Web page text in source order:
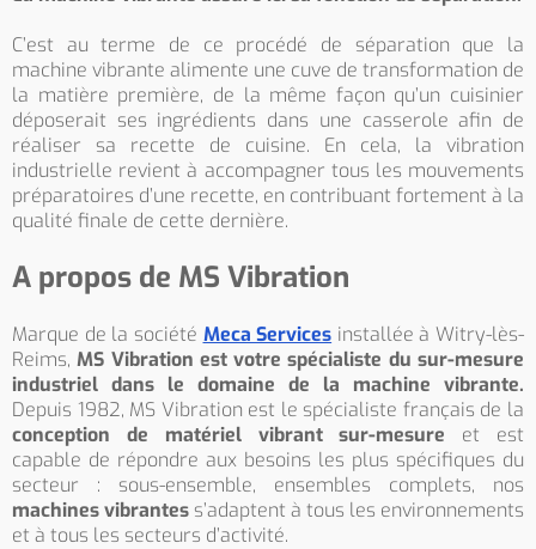
C’est au terme de ce procédé de séparation que la
machine vibrante alimente une cuve de transformation de
la matière première, de la même façon qu’un cuisinier
déposerait ses ingrédients dans une casserole afin de
réaliser sa recette de cuisine. En cela, la vibration
industrielle revient à accompagner tous les mouvements
préparatoires d’une recette, en contribuant fortement à la
qualité finale de cette dernière.
A propos de MS Vibration
Marque de la société Meca Services installée à Witry-lès-
Reims, MS Vibration est votre spécialiste du sur-mesure
industriel dans le domaine de la machine vibrante.
Depuis 1982, MS Vibration est le spécialiste français de la
conception de matériel vibrant sur-mesure et est
capable de répondre aux besoins les plus spécifiques du
secteur : sous-ensemble, ensembles complets, nos
machines vibrantes s’adaptent à tous les environnements
et à tous les secteurs d’activité.